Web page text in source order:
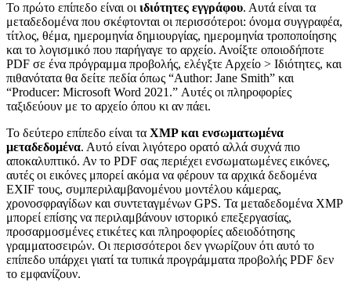
Το πρώτο επίπεδο είναι οιιδιότητες εγγράφου. Αυτά είναι τα
μεταδεδομένα που σκέφτονται οι περισσότεροι: όνομα συγγραφέα,
τίτλος, θέμα, ημερομηνία δημιουργίας, ημερομηνία τροποποίησης
και το λογισμικό που παρήγαγε το αρχείο. Ανοίξτε οποιοδήποτε
PDF σε ένα πρόγραμμα προβολής, ελέγξτε Αρχείο > Ιδιότητες, και
πιθανότατα θα δείτε πεδία όπως “Author: Jane Smith” και
“Producer: Microsoft Word 2021.” Αυτές οι πληροφορίες
ταξιδεύουν με το αρχείο όπου κι αν πάει.
Το δεύτερο επίπεδο είναι τα XMP και ενσωματωμένα
μεταδεδομένα. Αυτό είναι λιγότερο ορατό αλλά συχνά πιο
αποκαλυπτικό. Αν το PDF σας περιέχει ενσωματωμένες εικόνες,
αυτές οι εικόνες μπορεί ακόμα να φέρουν τα αρχικά δεδομένα
EXIF τους, συμπεριλαμβανομένου μοντέλου κάμερας,
χρονοσφραγίδων και συντεταγμένων GPS. Τα μεταδεδομένα XMP
μπορεί επίσης να περιλαμβάνουν ιστορικό επεξεργασίας,
προσαρμοσμένες ετικέτες και πληροφορίες αδειοδότησης
γραμματοσειρών. Οι περισσότεροι δεν γνωρίζουν ότι αυτό το
επίπεδο υπάρχει γιατί τα τυπικά προγράμματα προβολής PDF δεν
το εμφανίζουν.